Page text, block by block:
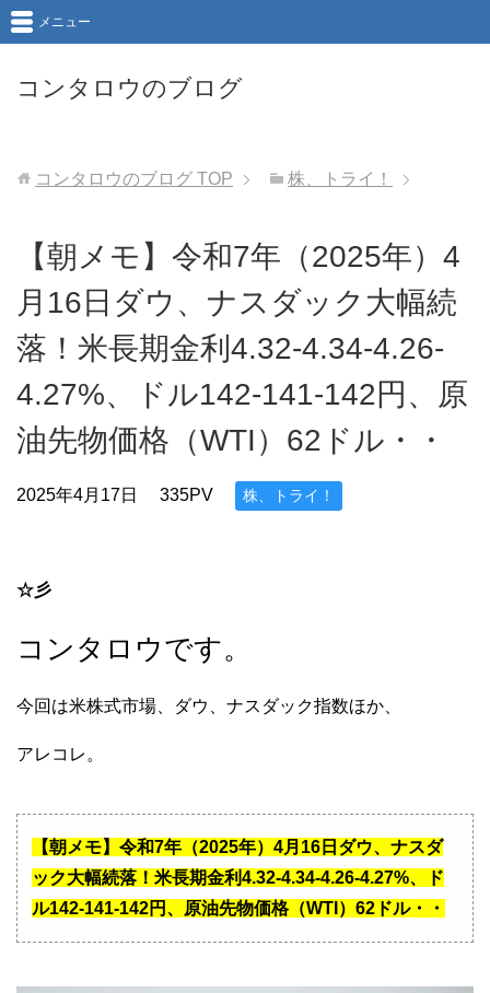
コンタロウのブログ
メニュー
コンタロウのブログ TOP 株、トライ！
【朝メモ】令和7年（2025年）4
月16日ダウ、ナスダック大幅続
落！米長期金利4.32-4.34-4.26-
4.27%、ドル142-141-142円、原
油先物価格（WTI）62ドル・・
2025年4月17日 335PV 株、トライ！
☆彡
コンタロウです。
今回は米株式市場、ダウ、ナスダック指数ほか、
アレコレ。
【朝メモ】令和7年（2025年）4月16日ダウ、ナスダ
ック大幅続落！米長期金利4.32-4.34-4.26-4.27%、ド
ル142-141-142円、原油先物価格（WTI）62ドル・・